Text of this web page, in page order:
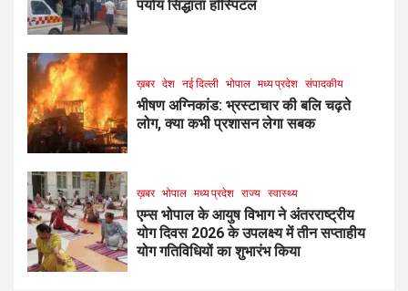
पर्याय सिद्धांता हॉस्पिटल
ख़बर देश नई दिल्ली भोपाल मध्य प्रदेश संपादकीय
भीषण अग्निकांड: भ्रस्टाचार की बलि चढ़ते
लोग, क्या कभी प्रशासन लेगा सबक
ख़बर भोपाल मध्य प्रदेश राज्य स्वास्थ्य
एम्स भोपाल के आयुष विभाग ने अंतरराष्ट्रीय
योग दिवस 2026 के उपलक्ष्य में तीन सप्ताहीय
योग गतिविधियों का शुभारंभ किया